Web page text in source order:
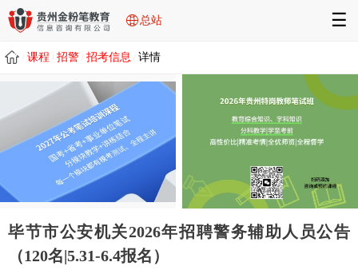
总站 ☰
课程 招警 招考信息 详情
毕节市公安机关2026年招聘警务辅助人员公告
（120名|5.31-6.4报名）